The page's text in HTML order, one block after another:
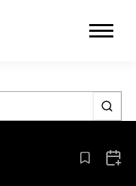
Aus den